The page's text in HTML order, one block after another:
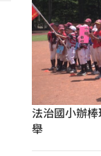
法治國小辦
舉